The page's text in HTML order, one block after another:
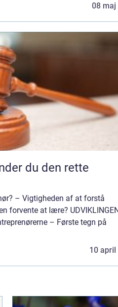
08 maj
– Vigtigheden af at forstå
forvente at lære?
– Første tegn på
10 april